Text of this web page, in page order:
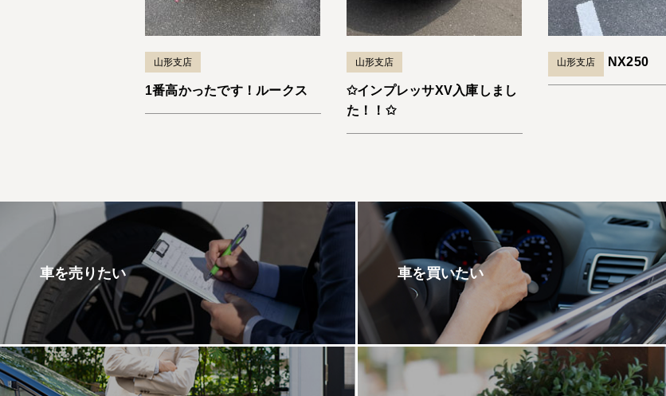
山形支店
1番高かったです！ルークス
山形支店
✩インプレッサXV入庫しまし
た！！✩
山形支店 NX250
車を売りたい 車を買いたい